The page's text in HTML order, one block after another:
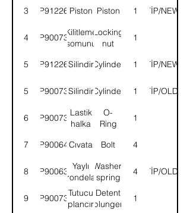
3 9P912263Piston Piston 1
YENİTİP/
4 9P900730
Kilitleme
somunu
Locking
nut
1
5 9P912264SilindirCylinder 1
YENİTİP/
5 9P900731SilindirCylinder 1
ESKİTİP/
6 9P900732
Lastik
halka
O-
Ring
1
7 9P900643Cıvata Bolt 4
8 9P900637
Yaylı
rondela
Washer,
spring
4
ESKİTİP/
9 9P900735
Tutucu
plancır
Detent
plunger
1